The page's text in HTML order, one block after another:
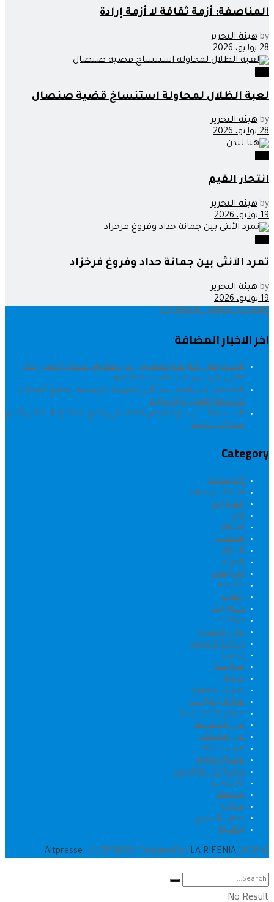
المناصفة: أزمة ثقافة لا أزمة إرادة
by هيئة التحرير
28 يوليو، 2026
لعبة الظلال لمحاولة استنساخ قضية صنصال
by هيئة التحرير
28 يوليو، 2026
انتحار القيم
by هيئة التحرير
19 يوليو، 2026
تمرد الأنثى بين جمانة حداد وفروغ فرخزاد
by هيئة التحرير
19 يوليو، 2026
Facebook Twitter Youtube
اخر الاخبار المضافة
الحسيمة.. متابعة خمسيني في قضية اعتداء جنسي على
طفل من ذوي الاحتياجات الخاصة
الداخلية الإسبانية تلجأ إلى الجريدة الرسمية لتبليغ أصحاب
22 ملفا للهجرة واللجوء
الحسيمة.. توسع العرض الجامعي يضع منظومة النقل أمام
تحديات جديدة
Category
24 ساعة
أسماء ووجوه
إصدارات
اراء
اشهار
اقتصاد
البيئة
المرأة
تمازيغت
جامعة
جهات
حــــوارات
حوادث
خارج الحدود
خلف المشهد
رياضة
سياسة
صحة
صوت وصورة
عدالة وحوادث
علوم وتكنولوجيا
عين الحقيقة
غير مصنف
فن وثقافة
قضايا دولية
قضايا في الواجهة
كاريكاتير
مجتمع
معالم
نبض الشارع
وطنية
© 2020
Altpresse - ALTPRESSE Designed by LA RIFENIA
.
No Result